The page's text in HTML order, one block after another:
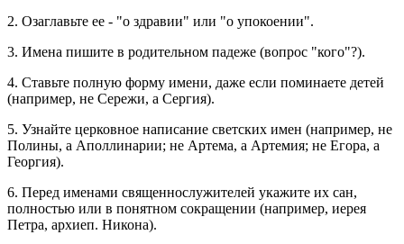
2. Озаглавьте ее - "о здравии" или "о упокоении".
3. Имена пишите в родительном падеже (вопрос "кого"?).
4. Ставьте полную форму имени, даже если поминаете детей
(например, не Сережи, а Сергия).
5. Узнайте церковное написание светских имен (например, не
Полины, а Аполлинарии; не Артема, а Артемия; не Егора, а
Георгия).
6. Перед именами священнослужителей укажите их сан,
полностью или в понятном сокращении (например, иерея
Петра, архиеп. Никона).